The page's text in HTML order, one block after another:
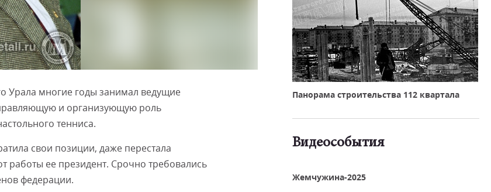
Урала многие годы занимал ведущие
и организующую роль
тенниса.
свои позиции, даже перестала
работы ее президент. Срочно требовались
федерации.
Панорама строительства 112 квартала
Видеособытия
Жемчужина-2025